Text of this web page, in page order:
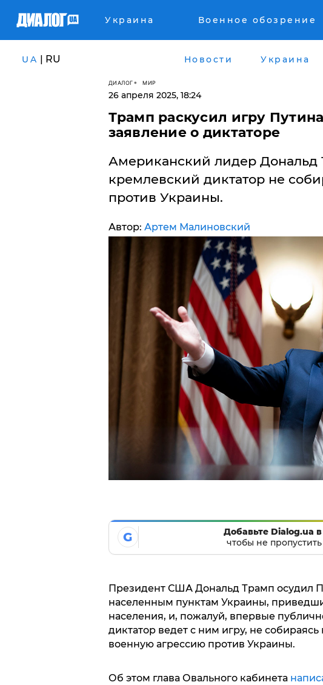
Украина Военное обозрение
UA | RU Новости Украина
ДИАЛОГ МИР
26 апреля 2025, 18:24
Трамп раскусил игру
заявление о диктаторе
Американский лидер Дональд
кремлевский диктатор не
против Украины.
Автор: Артем Малиновский
G
Добавьте Dialog.ua
чтобы не
Президент США Дональд Трамп осудил
населенным пунктам Украины,
населения, и, пожалуй, впервые
диктатор ведет с ним игру, не
военную агрессию против Украины.
Об этом глава Овального кабинета